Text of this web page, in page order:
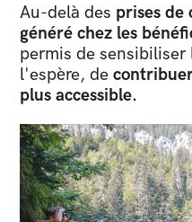
Au-delà des prises de
généré chez les
permis de
l'espère, de
plus accessible.